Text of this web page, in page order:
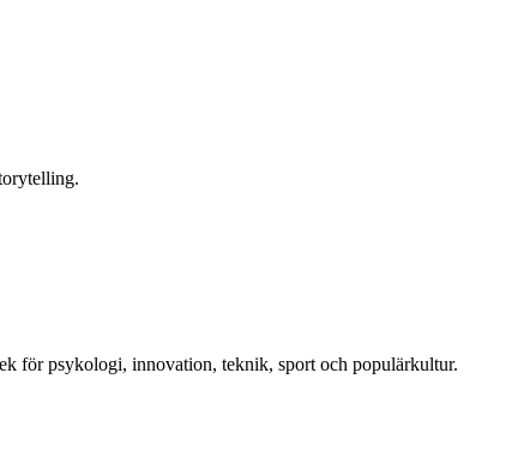
för psykologi, innovation, teknik, sport och populärkultur.